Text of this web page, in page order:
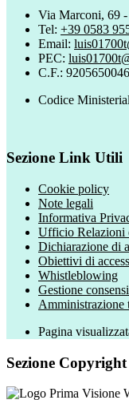
Via Marconi, 69
Tel: +39 0583
Email:
PEC:
C.F.:
Codice
Sezione Link Utili
Cookie policy
Note legali
Informativa
Ufficio Relazioni
Dichiarazione di
Obiettivi di
Whistleblowing
Gestione
Amministrazione
Pagina
Sezione Copyright